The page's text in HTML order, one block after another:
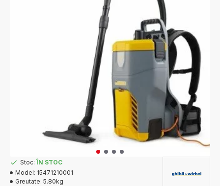
Stoc: ÎN STOC
Model: 15471210001
Greutate: 5.80kg